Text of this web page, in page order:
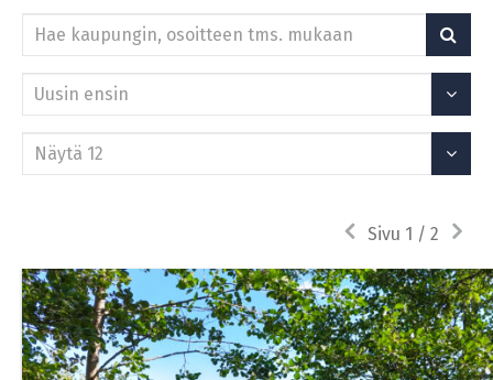
Hae
kohteita
Järjestä
Näytä
Edellinen
Sivu 1 / 2